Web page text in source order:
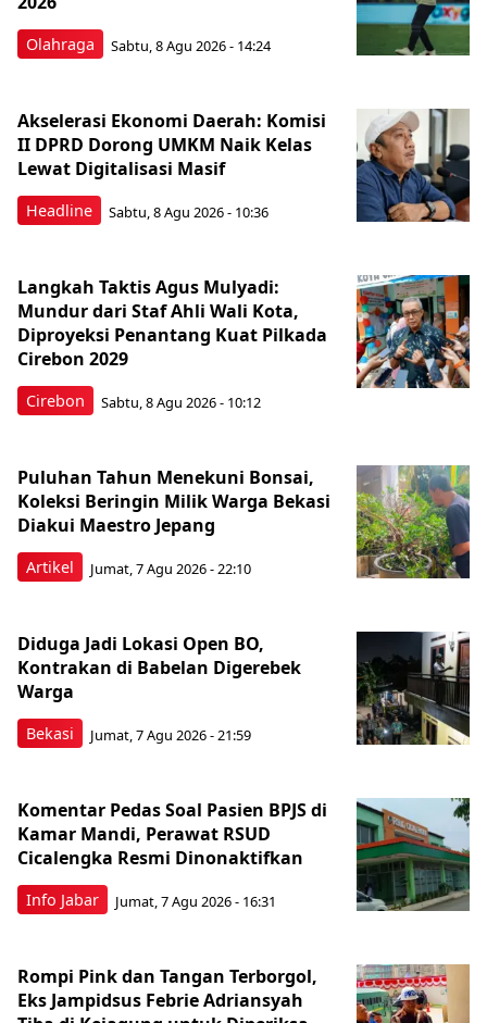
Olahraga Sabtu, 8 Agu 2026 - 14:24
Headline
Akselerasi Ekonomi Daerah: Komisi
II DPRD Dorong UMKM Naik Kelas
Lewat Digitalisasi Masif
Sabtu, 8 Agu 2026 - 10:36
Cirebon
Langkah Taktis Agus Mulyadi:
Mundur dari Staf Ahli Wali Kota,
Diproyeksi Penantang Kuat Pilkada
Cirebon 2029
Sabtu, 8 Agu 2026 - 10:12
Artikel
Puluhan Tahun Menekuni Bonsai,
Koleksi Beringin Milik Warga Bekasi
Diakui Maestro Jepang
Jumat, 7 Agu 2026 - 22:10
Bekasi
Diduga Jadi Lokasi Open BO,
Kontrakan di Babelan Digerebek
Warga
Jumat, 7 Agu 2026 - 21:59
Info Jabar
Komentar Pedas Soal Pasien BPJS di
Kamar Mandi, Perawat RSUD
Cicalengka Resmi Dinonaktifkan
Jumat, 7 Agu 2026 - 16:31
Rompi Pink dan Tangan Terborgol,
Eks Jampidsus Febrie Adriansyah